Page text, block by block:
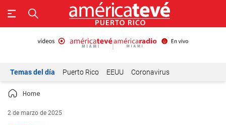
Temas del día Puerto Rico EEUU Coronavirus
Home
2 de marzo de 2025